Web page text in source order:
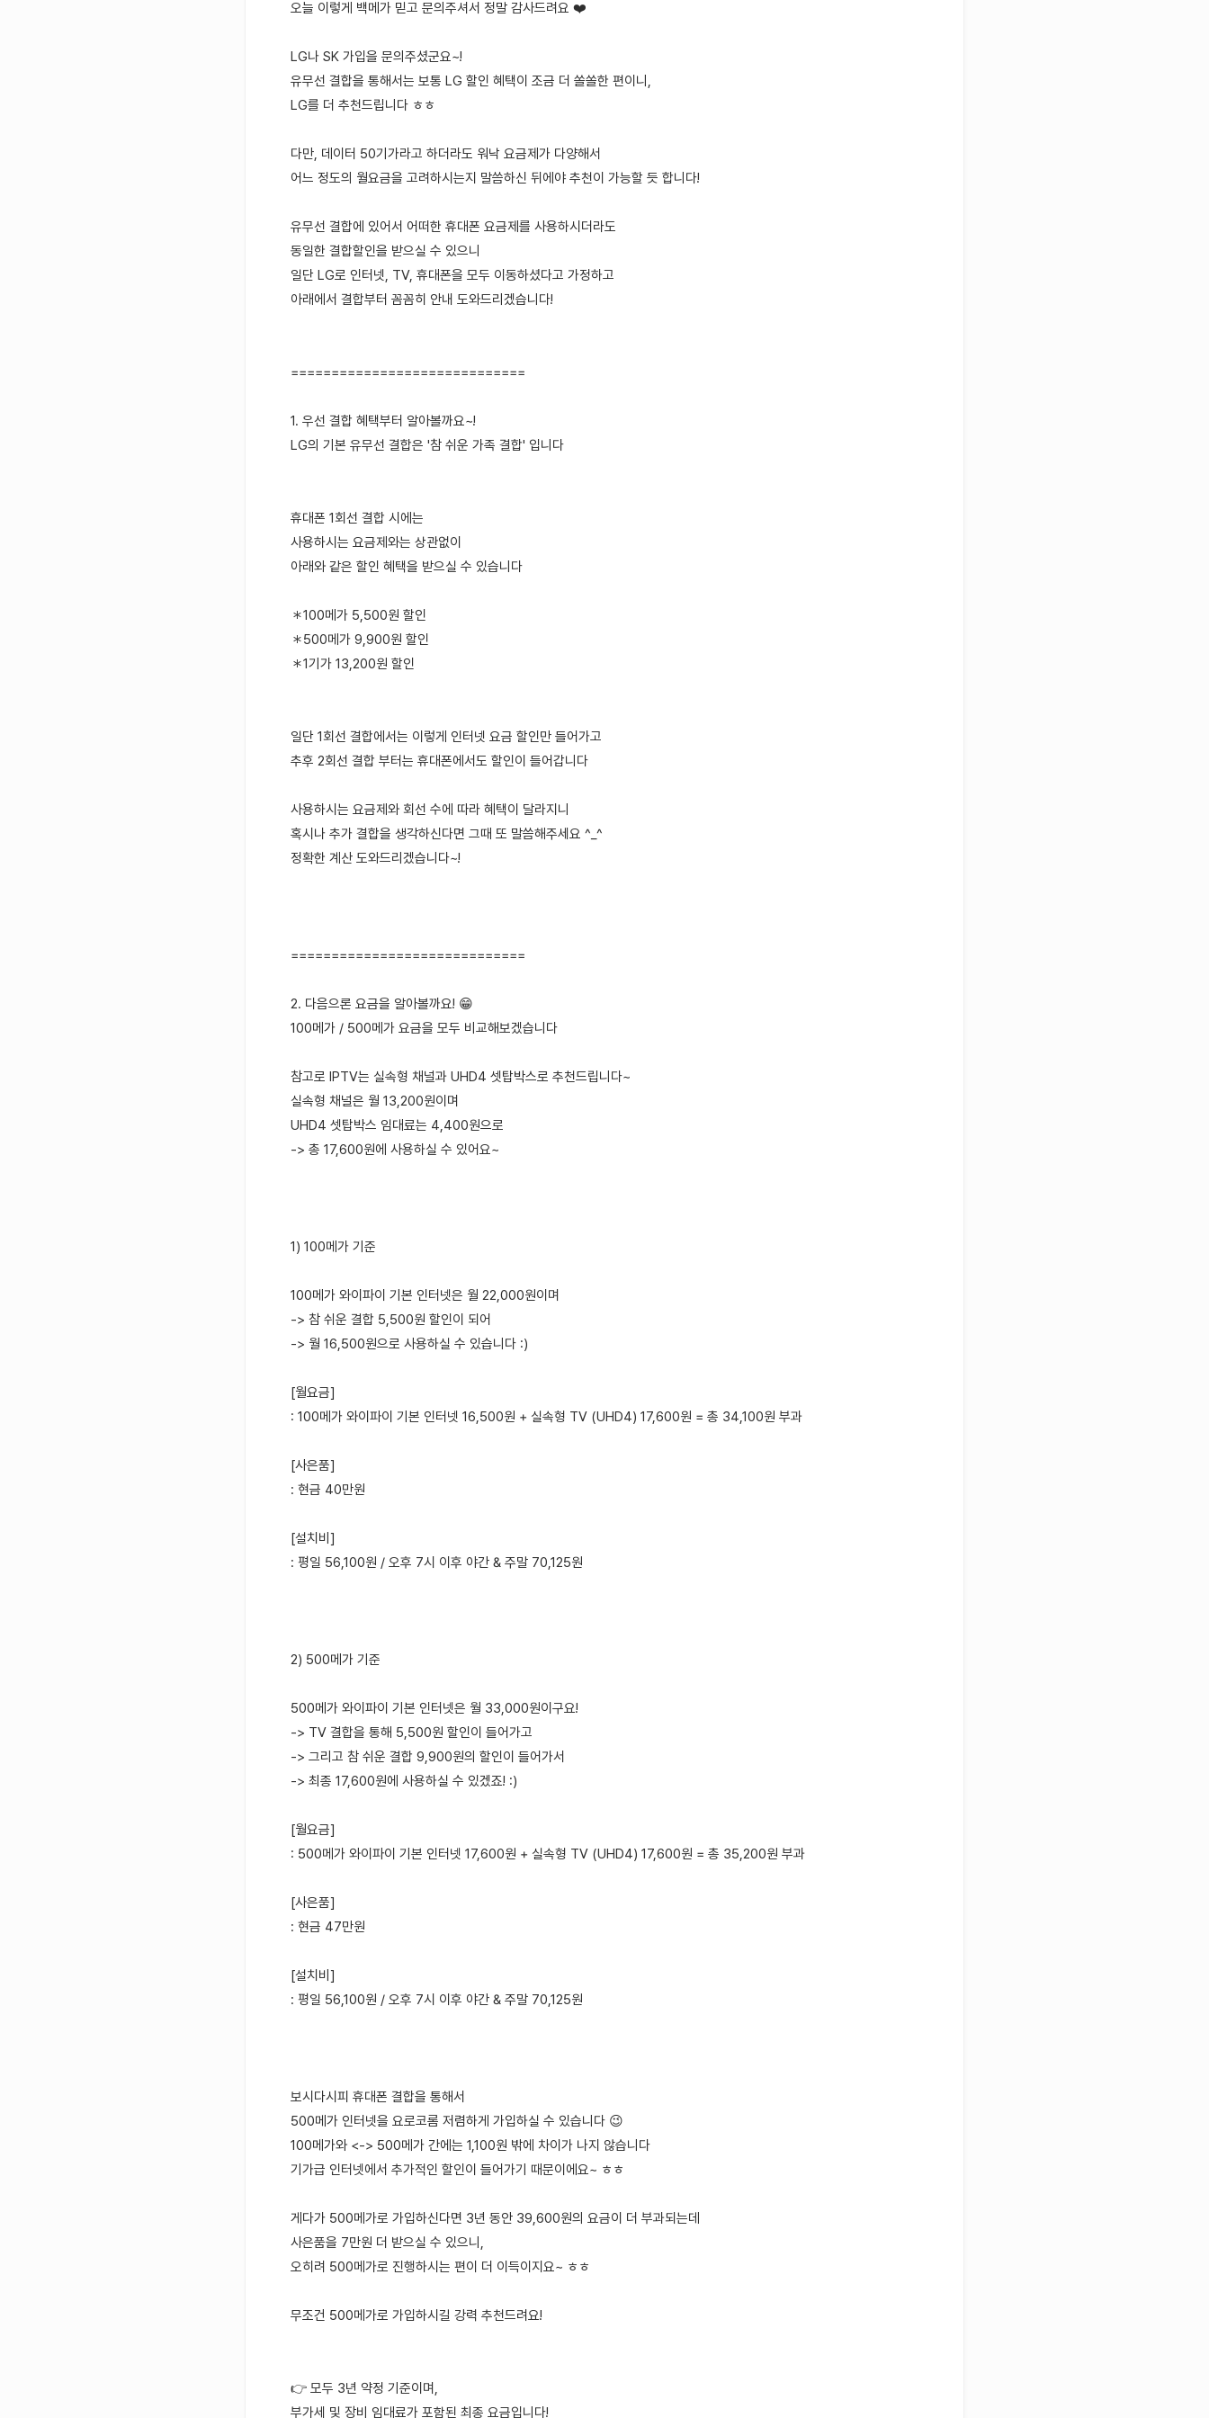
오늘 이렇게 백메가 믿고 문의주셔서 정말 감사드려요 ❤️
LG나 SK 가입을 문의주셨군요~!
유무선 결합을 통해서는 보통 LG 할인 혜택이 조금 더 쏠쏠한 편이니,
LG를 더 추천드립니다 ㅎㅎ
다만, 데이터 50기가라고 하더라도 워낙 요금제가 다양해서
어느 정도의 월요금을 고려하시는지 말씀하신 뒤에야 추천이 가능할 듯 합니다!
유무선 결합에 있어서 어떠한 휴대폰 요금제를 사용하시더라도
동일한 결합할인을 받으실 수 있으니
일단 LG로 인터넷, TV, 휴대폰을 모두 이동하셨다고 가정하고
아래에서 결합부터 꼼꼼히 안내 도와드리겠습니다!
=============================
1. 우선 결합 혜택부터 알아볼까요~!
LG의 기본 유무선 결합은 '참 쉬운 가족 결합' 입니다
휴대폰 1회선 결합 시에는
사용하시는 요금제와는 상관없이
아래와 같은 할인 혜택을 받으실 수 있습니다
＊100메가 5,500원 할인
＊500메가 9,900원 할인
＊1기가 13,200원 할인
일단 1회선 결합에서는 이렇게 인터넷 요금 할인만 들어가고
추후 2회선 결합 부터는 휴대폰에서도 할인이 들어갑니다
사용하시는 요금제와 회선 수에 따라 혜택이 달라지니
혹시나 추가 결합을 생각하신다면 그때 또 말씀해주세요 ^_^
정확한 계산 도와드리겠습니다~!
=============================
2. 다음으론 요금을 알아볼까요! 😁
100메가 / 500메가 요금을 모두 비교해보겠습니다
참고로 IPTV는 실속형 채널과 UHD4 셋탑박스로 추천드립니다~
실속형 채널은 월 13,200원이며
UHD4 셋탑박스 임대료는 4,400원으로
-> 총 17,600원에 사용하실 수 있어요~
1) 100메가 기준
100메가 와이파이 기본 인터넷은 월 22,000원이며
-> 참 쉬운 결합 5,500원 할인이 되어
-> 월 16,500원으로 사용하실 수 있습니다 :)
[월요금]
: 100메가 와이파이 기본 인터넷 16,500원 + 실속형 TV (UHD4) 17,600원 = 총 34,100원 부과
[사은품]
: 현금 40만원
[설치비]
: 평일 56,100원 / 오후 7시 이후 야간 & 주말 70,125원
2) 500메가 기준
500메가 와이파이 기본 인터넷은 월 33,000원이구요!
-> TV 결합을 통해 5,500원 할인이 들어가고
-> 그리고 참 쉬운 결합 9,900원의 할인이 들어가서
-> 최종 17,600원에 사용하실 수 있겠죠! :)
[월요금]
: 500메가 와이파이 기본 인터넷 17,600원 + 실속형 TV (UHD4) 17,600원 = 총 35,200원 부과
[사은품]
: 현금 47만원
[설치비]
: 평일 56,100원 / 오후 7시 이후 야간 & 주말 70,125원
보시다시피 휴대폰 결합을 통해서
500메가 인터넷을 요로코롬 저렴하게 가입하실 수 있습니다 😉
100메가와 <-> 500메가 간에는 1,100원 밖에 차이가 나지 않습니다
기가급 인터넷에서 추가적인 할인이 들어가기 때문이에요~ ㅎㅎ
게다가 500메가로 가입하신다면 3년 동안 39,600원의 요금이 더 부과되는데
사은품을 7만원 더 받으실 수 있으니,
오히려 500메가로 진행하시는 편이 더 이득이지요~ ㅎㅎ
무조건 500메가로 가입하시길 강력 추천드려요!
👉 모두 3년 약정 기준이며,
부가세 및 장비 임대료가 포함된 최종 요금입니다!